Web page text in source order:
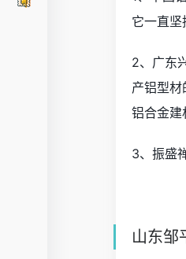
它一直坚
2、广东
产铝型
铝合金建
3、振盛
山东邹